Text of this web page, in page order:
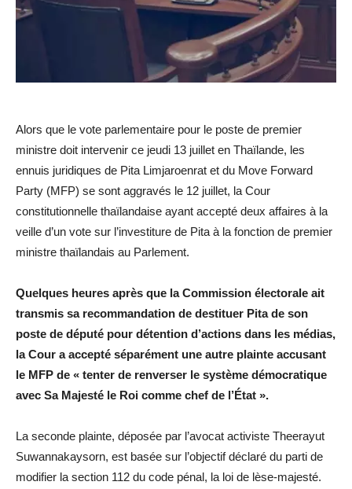
Alors que le vote parlementaire pour le poste de premier
ministre doit intervenir ce jeudi 13 juillet en Thaïlande, les
ennuis juridiques de Pita Limjaroenrat et du Move Forward
Party (MFP) se sont aggravés le 12 juillet, la Cour
constitutionnelle thaïlandaise ayant accepté deux affaires à la
veille d’un vote sur l’investiture de Pita à la fonction de premier
ministre thaïlandais au Parlement.
Quelques heures après que la Commission électorale ait
transmis sa recommandation de destituer Pita de son
poste de député pour détention d’actions dans les médias,
la Cour a accepté séparément une autre plainte accusant
le MFP de « tenter de renverser le système démocratique
avec Sa Majesté le Roi comme chef de l’État ».
La seconde plainte, déposée par l’avocat activiste Theerayut
Suwannakaysorn, est basée sur l’objectif déclaré du parti de
modifier la section 112 du code pénal, la loi de lèse-majesté.